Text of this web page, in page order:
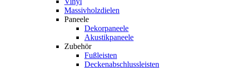
Massivholzdielen
Paneele
Dekorpaneele
Akustikpaneele
Zubehör
Fußleisten
Deckenabschlussleisten